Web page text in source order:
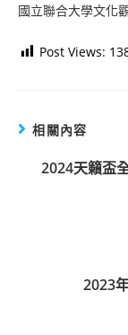
國立聯合大學文化
Post Views:
相關內容
2024天籟盃
2023